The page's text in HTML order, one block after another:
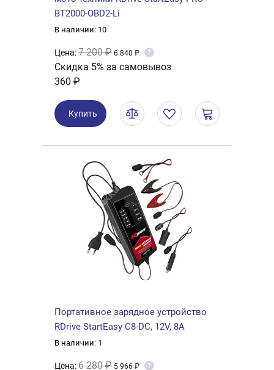
BT2000-OBD2-Li
В наличии: 10
Цена:7 200 ₽ 6 840 ₽ ?
Скидка 5% за самовывоз
360 ₽
Купить
Портативное зарядное устройство
RDrive StartEasy C8-DC, 12V, 8A
В наличии: 1
Цена:6 280 ₽ 5 966 ₽ ?